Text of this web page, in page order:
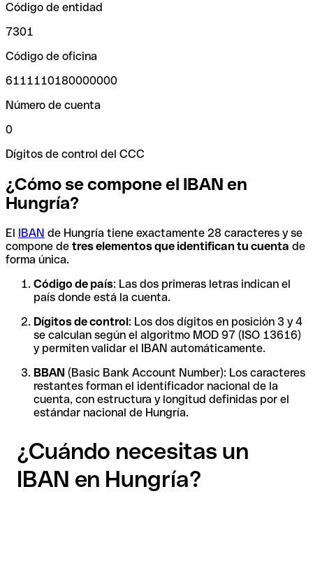
Código de entidad
7301
Código de oficina
6111110180000000
Número de cuenta
0
Dígitos de control del CCC
¿Cómo se compone el IBAN en
Hungría?
El IBAN de Hungría tiene exactamente 28 caracteres y se
compone de tres elementos que identifican tu cuenta de
forma única.
Código de país: Las dos primeras letras indican el
país donde está la cuenta.
Dígitos de control: Los dos dígitos en posición 3 y 4
se calculan según el algoritmo MOD 97 (ISO 13616)
y permiten validar el IBAN automáticamente.
BBAN (Basic Bank Account Number): Los caracteres
restantes forman el identificador nacional de la
cuenta, con estructura y longitud definidas por el
estándar nacional de Hungría.
¿Cuándo necesitas un
IBAN en Hungría?